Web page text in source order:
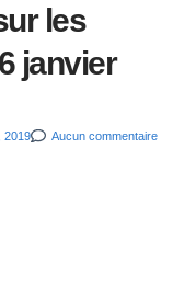
les
janvier
2019 Aucun commentaire